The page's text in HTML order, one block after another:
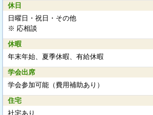
休日
日曜日・祝日・その他
※ 応相談
休暇
年末年始、夏季休暇、有給休暇
学会出席
学会参加可能（費用補助あり）
住宅
社宅あり